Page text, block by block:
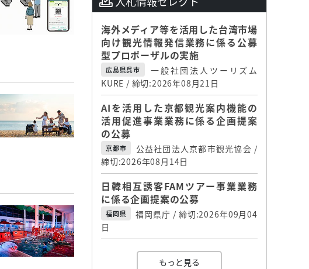
海外メディア等を活用した台湾市場
向け観光情報発信業務に係る公募
型プロポーザルの実施
広島県呉市
一般社団法人ツーリズム
KURE / 締切:2026年08月21日
AIを活用した京都観光案内機能の
活用促進事業業務に係る企画提案
の公募
京都市
公益社団法人京都市観光協会 /
締切:2026年08月14日
日韓相互誘客FAMツアー事業業務
に係る企画提案の公募
福岡県
福岡県庁 / 締切:2026年09月04
日
もっと見る